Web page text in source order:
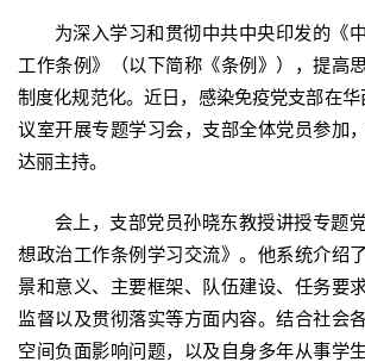
为深入学习和贯彻中共中央印发的《
工作条例》（以下简称《条例》），提高
制度化规范化。近日，感染免疫党支部在
议室开展专题学习会，支部全体党员参加
达丽主持。
会上，支部党员孙晓东教授讲授专题
想政治工作条例学习交流》。他系统介绍
景和意义、主要框架、队伍建设、任务要
监督以及贯彻落实等方面内容。结合社会
空间负面影响问题，以及自身多年从事学